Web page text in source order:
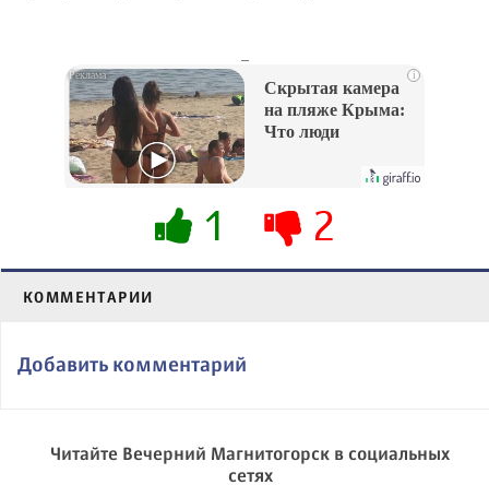
i
Скрытая камера
на пляже Крыма:
Что люди
их не видят...
1 2
КОММЕНТАРИИ
Добавить комментарий
Читайте Вечерний Магнитогорск в социальных
сетях